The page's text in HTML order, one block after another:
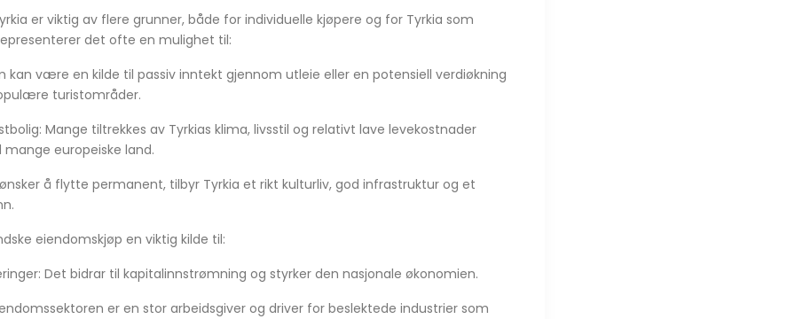
er viktig av flere grunner, både for individuelle kjøpere og for Tyrkia som
det ofte en mulighet til:
kan være en kilde til passiv inntekt gjennom utleie eller en potensiell verdiøkning
turistområder.
Mange tiltrekkes av Tyrkias klima, livsstil og relativt lave levekostnader
europeiske land.
å flytte permanent, tilbyr Tyrkia et rikt kulturliv, god infrastruktur og et
eiendomskjøp en viktig kilde til:
Det bidrar til kapitalinnstrømning og styrker den nasjonale økonomien.
er en stor arbeidsgiver og driver for beslektede industrier som